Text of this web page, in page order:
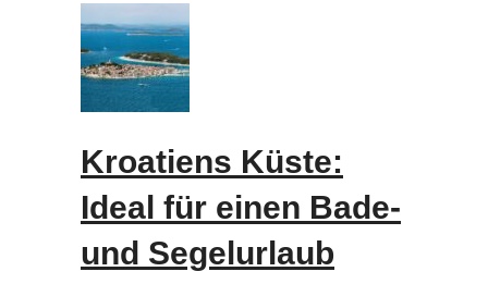
Kroatiens Küste:
Ideal für einen Bade-
und Segelurlaub